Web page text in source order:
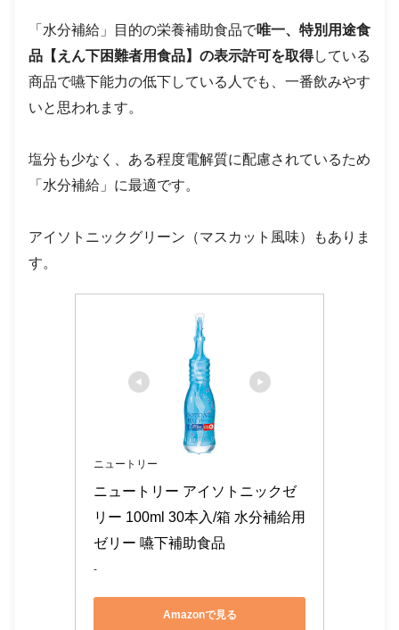
「水分補給」目的の栄養補助食品で唯一、特別用途食
品【えん下困難者用食品】の表示許可を取得している
商品で嚥下能力の低下している人でも、一番飲みやす
いと思われます。
塩分も少なく、ある程度電解質に配慮されているため
「水分補給」に最適です。
アイソトニックグリーン（マスカット風味）もありま
す。
ニュートリー
ニュートリー アイソトニックゼ
リー 100ml 30本入/箱 水分補給用
ゼリー 嚥下補助食品
-
Amazonで見る